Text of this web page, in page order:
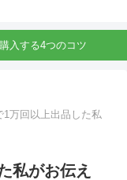
入する4つのコツ
1万回以上出品した私
私がお伝え